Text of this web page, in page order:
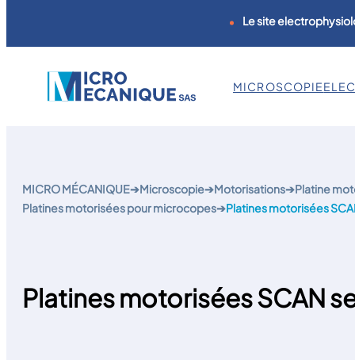
Le site
MICROSCOPIE
MICRO MÉCANIQUE➔Microscopie➔Motorisations➔Platine
Platines motorisées pour microcopes➔Platines motorisées
Platines motorisées SCAN